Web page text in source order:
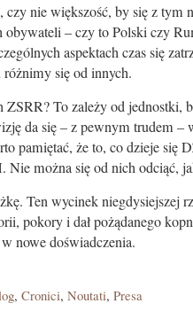
nie większość, by się z tym
obywateli – czy to Polski czy
aspektach czas się
się od innych.
ZSRR? To zależy od jednostki,
da się – z pewnym trudem –
pamiętać, że to, co dzieje się
można się od nich odciąć,
Ten wycinek niegdysiejszej
pokory i dał pożądanego
nowe doświadczenia.
, Cronici, Noutati, Presa